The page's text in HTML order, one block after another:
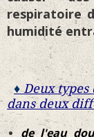
respiratoire
humidité
♦Deux types
dans deux
de l'eau